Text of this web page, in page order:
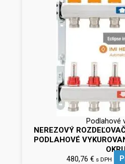
Podlahové
NEREZOVÝ
PODLAHOVÉ
480,76 € s DPH